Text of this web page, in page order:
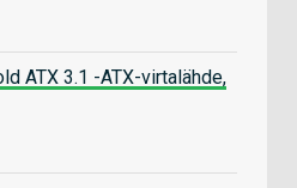
ATX 3.1 -ATX-virtalähde,